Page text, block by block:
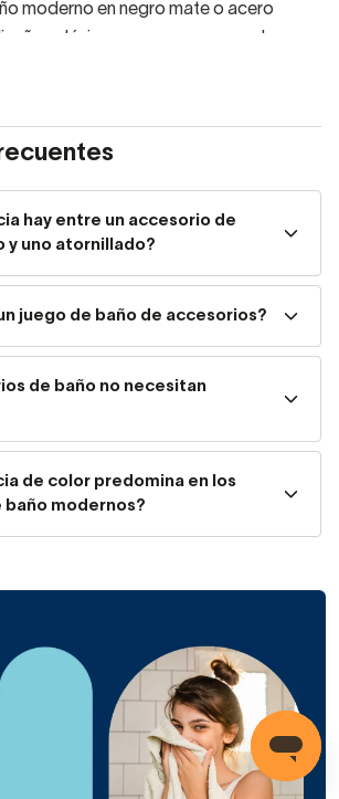
moderno en negro mate o acero
clásicos en cromo, pasando por
el accesorio que
de complementos sueltos:
para baño.
de baño.
secador de pelo y plancha.
baño.
papel higiénico.
de baño.
baño.
de jabón.
hay entre un accesorio de
y uno atornillado?
juego de baño de accesorios?
de baño no necesitan
de color predomina en los
baño modernos?